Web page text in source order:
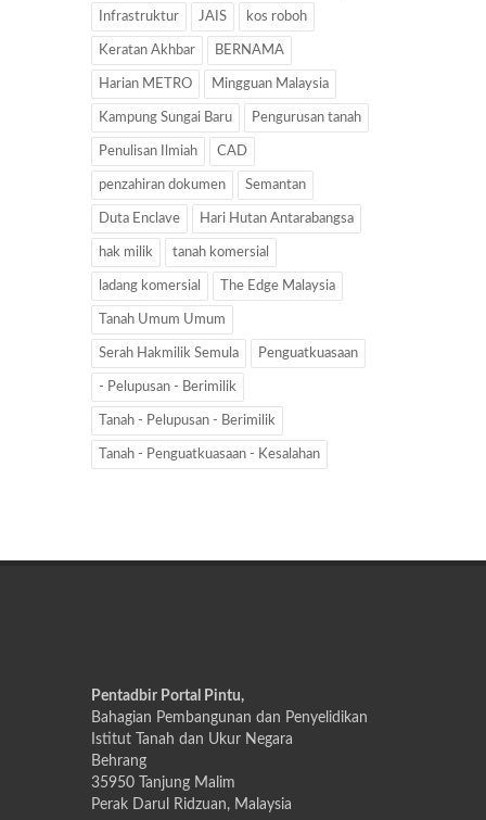
Infrastruktur JAIS kos roboh
Keratan Akhbar BERNAMA
Harian METRO Mingguan Malaysia
Kampung Sungai Baru Pengurusan tanah
Penulisan Ilmiah CAD
penzahiran dokumen Semantan
Duta Enclave Hari Hutan Antarabangsa
hak milik tanah komersial
ladang komersial The Edge Malaysia
Tanah Umum Umum
Serah Hakmilik Semula Penguatkuasaan
- Pelupusan - Berimilik
Tanah - Pelupusan - Berimilik
Tanah - Penguatkuasaan - Kesalahan
Pentadbir Portal Pintu,
Bahagian Pembangunan dan Penyelidikan
Istitut Tanah dan Ukur Negara
Behrang
35950 Tanjung Malim
Perak Darul Ridzuan, Malaysia